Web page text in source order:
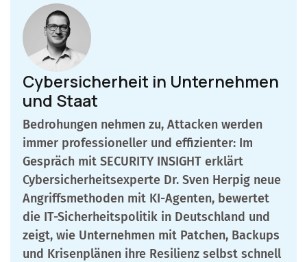
Cybersicherheit in Unternehmen
und Staat
Bedrohungen nehmen zu, Attacken werden
immer professioneller und effizienter: Im
Gespräch mit SECURITY INSIGHT erklärt
Cybersicherheitsexperte Dr. Sven Herpig neue
Angriffsmethoden mit KI-Agenten, bewertet
die IT-Sicherheitspolitik in Deutschland und
zeigt, wie Unternehmen mit Patchen, Backups
und Krisenplänen ihre Resilienz selbst schnell